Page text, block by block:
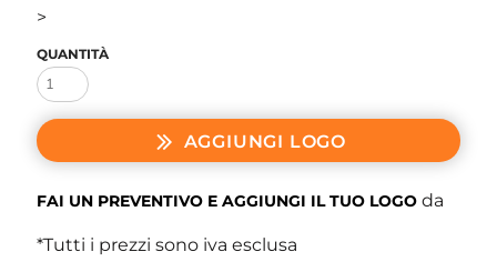
>
QUANTITÀ
AGGIUNGI LOGO
FAI UN PREVENTIVO E AGGIUNGI IL TUO LOGO da
*Tutti i prezzi sono iva esclusa